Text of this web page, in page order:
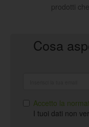
prodotti
Cosa
Accetto la
I tuoi dati non